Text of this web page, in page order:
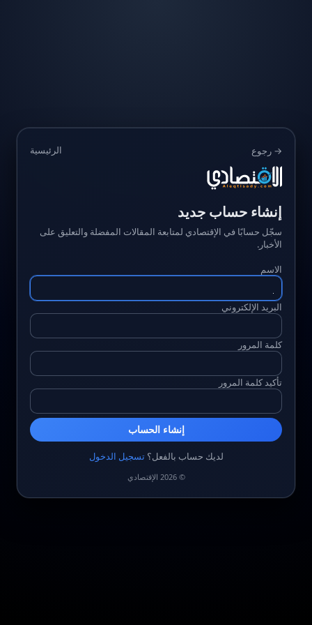
→ رجوع الرئيسية
إنشاء حساب جديد
سجّل حسابًا في الإقتصادي لمتابعة المقالات المفضلة والتعليق على
الأخبار.
الاسم
البريد الإلكتروني
كلمة المرور
تأكيد كلمة المرور
إنشاء الحساب
لديك حساب بالفعل؟تسجيل الدخول
© 2026 الإقتصادي